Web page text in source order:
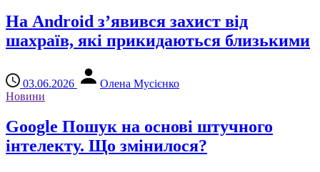
На Android з’явився захист від
шахраїв, які прикидаються близькими
03.06.2026
Олена Мусієнко
Новини
Google Пошук на основі штучного
інтелекту. Що змінилося?